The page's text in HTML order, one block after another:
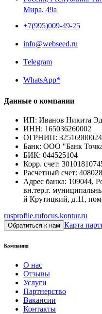
Мира, 49a
+7(995)009-49-25
info@webseed.ru
Telegram
WhatsApp*
Данные о компании
ИП: Иванов Никита
ИНН: 165036260002
ОГРНИП:
Банк: ООО "Банк
БИК: 044525104
Корр. счет:
Расчетный счет:
Адрес банка: 109044,
вн.тер.г.
й Крутицкий, д.11,
rusprofile.rufocus.kontur.ru
Обратиться к нам Карта
Компания
О нас
Отзывы
Услуги
Партнерство
Вакансии
Контакты